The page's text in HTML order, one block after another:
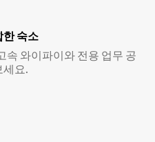
한 숙소
속 와이파이와 전용 업무 공
세요.